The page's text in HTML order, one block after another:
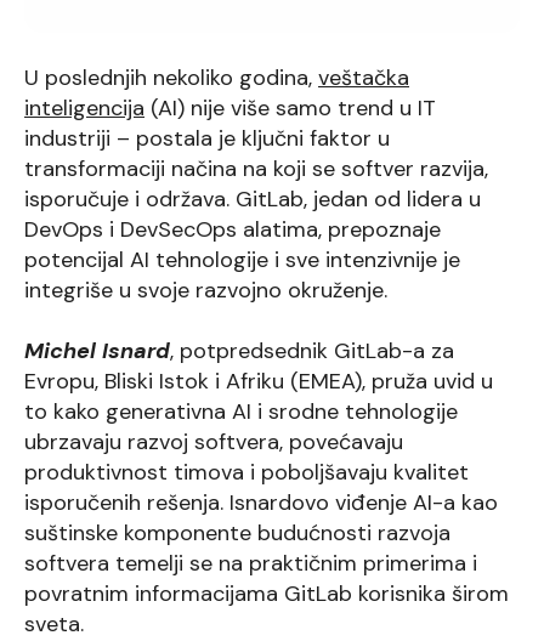
U poslednjih nekoliko godina, veštačka
inteligencija (AI) nije više samo trend u IT
industriji – postala je ključni faktor u
transformaciji načina na koji se softver razvija,
isporučuje i održava. GitLab, jedan od lidera u
DevOps i DevSecOps alatima, prepoznaje
potencijal AI tehnologije i sve intenzivnije je
integriše u svoje razvojno okruženje.
Michel Isnard, potpredsednik GitLab-a za
Evropu, Bliski Istok i Afriku (EMEA), pruža uvid u
to kako generativna AI i srodne tehnologije
ubrzavaju razvoj softvera, povećavaju
produktivnost timova i poboljšavaju kvalitet
isporučenih rešenja. Isnardovo viđenje AI-a kao
suštinske komponente budućnosti razvoja
softvera temelji se na praktičnim primerima i
povratnim informacijama GitLab korisnika širom
sveta.